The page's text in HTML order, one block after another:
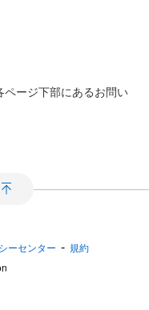
ージ下部にあるお問い
ーセンター - 規約